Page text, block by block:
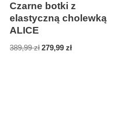
Czarne botki z
elastyczną cholewką
ALICE
389,99zł 279,99zł